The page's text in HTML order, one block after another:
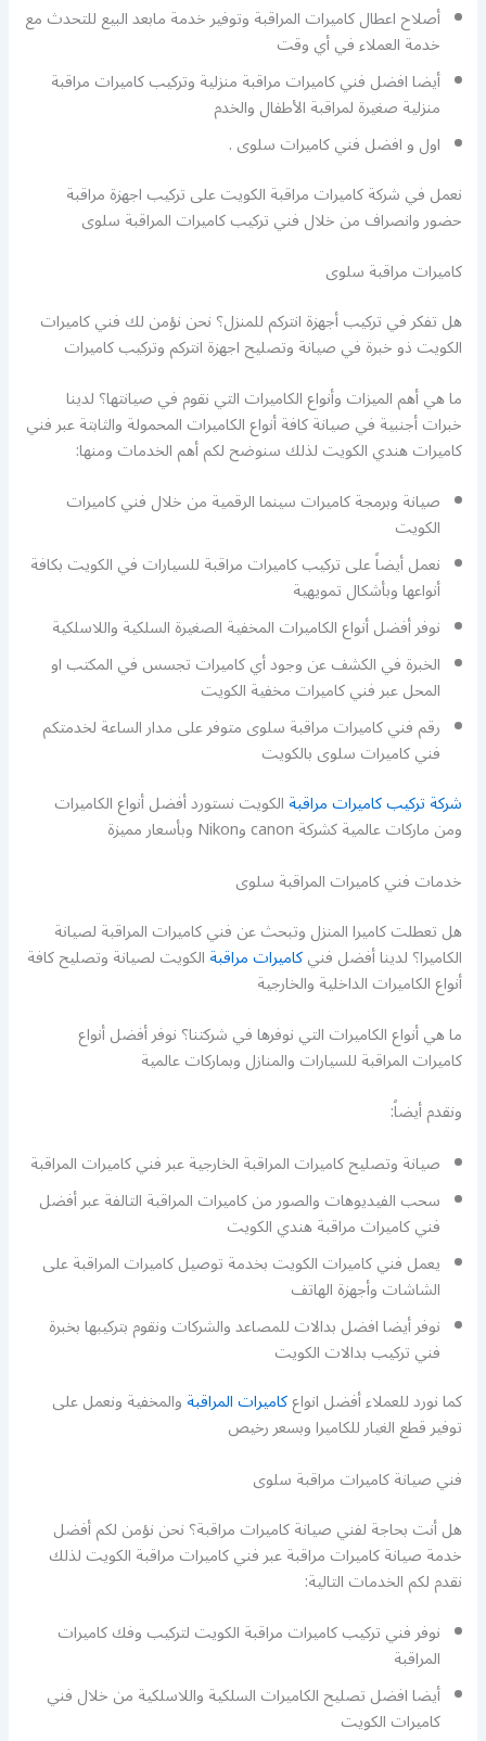
أصلاح اعطال كاميرات المراقبة وتوفير خدمة مابعد البيع للتحدث مع
خدمة العملاء في أي وقت
أيضا افضل فني كاميرات مراقبة منزلية وتركيب كاميرات مراقبة
منزلية صغيرة لمراقبة الأطفال والخدم
اول و افضل فني كاميرات سلوى .
نعمل في شركة كاميرات مراقبة الكويت على تركيب اجهزة مراقبة
حضور وانصراف من خلال فني تركيب كاميرات المراقبة سلوى
كاميرات مراقبة سلوى
هل تفكر في تركيب أجهزة انتركم للمنزل؟ نحن نؤمن لك فني كاميرات
الكويت ذو خبرة في صيانة وتصليح اجهزة انتركم وتركيب كاميرات
ما هي أهم الميزات وأنواع الكاميرات التي نقوم في صيانتها؟ لدينا
خبرات أجنبية في صيانة كافة أنواع الكاميرات المحمولة والثابتة عبر فني
كاميرات هندي الكويت لذلك سنوضح لكم أهم الخدمات ومنها:
صيانة وبرمجة كاميرات سينما الرقمية من خلال فني كاميرات
الكويت
نعمل أيضاً على تركيب كاميرات مراقبة للسيارات في الكويت بكافة
أنواعها وبأشكال تمويهية
نوفر أفضل أنواع الكاميرات المخفية الصغيرة السلكية واللاسلكية
الخبرة في الكشف عن وجود أي كاميرات تجسس في المكتب او
المحل عبر فني كاميرات مخفية الكويت
رقم فني كاميرات مراقبة سلوى متوفر على مدار الساعة لخدمتكم
فني كاميرات سلوى بالكويت
شركة تركيب كاميرات مراقبةالكويت نستورد أفضل أنواع الكاميرات
ومن ماركات عالمية كشركة canon وNikon وبأسعار مميزة
خدمات فني كاميرات المراقبة سلوى
هل تعطلت كاميرا المنزل وتبحث عن فني كاميرات المراقبة لصيانة
الكاميرا؟ لدينا أفضل فنيكاميرات مراقبةالكويت لصيانة وتصليح كافة
أنواع الكاميرات الداخلية والخارجية
ما هي أنواع الكاميرات التي نوفرها في شركتنا؟ نوفر أفضل أنواع
كاميرات المراقبة للسيارات والمنازل وبماركات عالمية
ونقدم أيضاً:
صيانة وتصليح كاميرات المراقبة الخارجية عبر فني كاميرات المراقبة
سحب الفيديوهات والصور من كاميرات المراقبة التالفة عبر أفضل
فني كاميرات مراقبة هندي الكويت
يعمل فني كاميرات الكويت بخدمة توصيل كاميرات المراقبة على
الشاشات وأجهزة الهاتف
نوفر أيضا افضل بدالات للمصاعد والشركات ونقوم بتركيبها بخبرة
فني تركيب بدالات الكويت
كما نورد للعملاء أفضل انواعكاميرات المراقبةوالمخفية ونعمل على
توفير قطع الغيار للكاميرا وبسعر رخيص
فني صيانة كاميرات مراقبة سلوى
هل أنت بحاجة لفني صيانة كاميرات مراقبة؟ نحن نؤمن لكم أفضل
خدمة صيانة كاميرات مراقبة عبر فني كاميرات مراقبة الكويت لذلك
نقدم لكم الخدمات التالية:
نوفر فني تركيب كاميرات مراقبة الكويت لتركيب وفك كاميرات
المراقبة
أيضا افضل تصليح الكاميرات السلكية واللاسلكية من خلال فني
كاميرات الكويت